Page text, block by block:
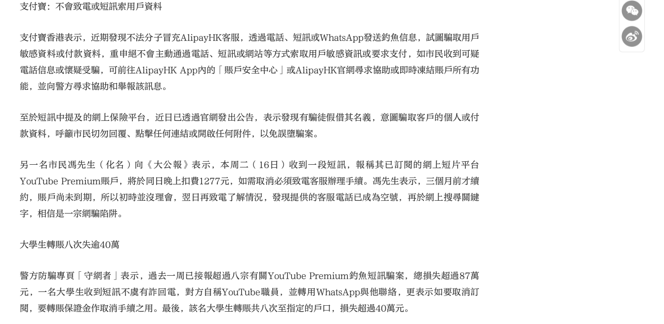
支付寶：不會致電或短訊索用戶資料
支付寶香港表示，近期發現不法分子冒充AlipayHK客服，透過電話、短訊或WhatsApp發送釣魚信息，試圖騙取用戶
敏感資料或付款資料，重申絕不會主動通過電話、短訊或網站等方式索取用戶敏感資訊或要求支付，如市民收到可疑
電話信息或懷疑受騙，可前往AlipayHK App內的「賬戶安全中心」或AlipayHK官網尋求協助或即時凍結賬戶所有功
能，並向警方尋求協助和舉報該訊息。
至於短訊中提及的網上保險平台，近日已透過官網發出公告，表示發現有騙徒假借其名義，意圖騙取客戶的個人或付
款資料，呼籲市民切勿回覆、點擊任何連結或開啟任何附件，以免誤墮騙案。
另一名市民馮先生（化名）向《大公報》表示，本周二（16日）收到一段短訊，報稱其已訂閱的網上短片平台
YouTube Premium賬戶，將於同日晚上扣費1277元，如需取消必須致電客服辦理手續。馮先生表示，三個月前才續
約，賬戶尚未到期，所以初時並沒理會，翌日再致電了解情況，發現提供的客服電話已成為空號，再於網上搜尋關鍵
字，相信是一宗網騙陷阱。
大學生轉賬八次失逾40萬
警方防騙專頁「守網者」表示，過去一周已接報超過八宗有關YouTube Premium釣魚短訊騙案，總損失超過87萬
元，一名大學生收到短訊不虞有詐回電，對方自稱YouTube職員，並轉用WhatsApp與他聯絡，更表示如要取消訂
閱，要轉賬保證金作取消手續之用。最後，該名大學生轉賬共八次至指定的戶口，損失超過40萬元。